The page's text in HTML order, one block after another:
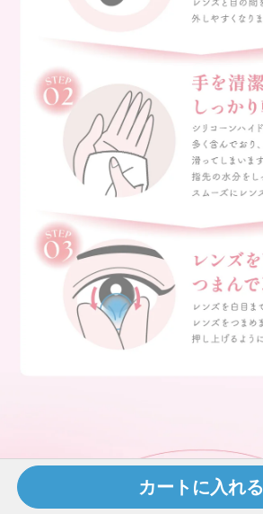
カートに入れる